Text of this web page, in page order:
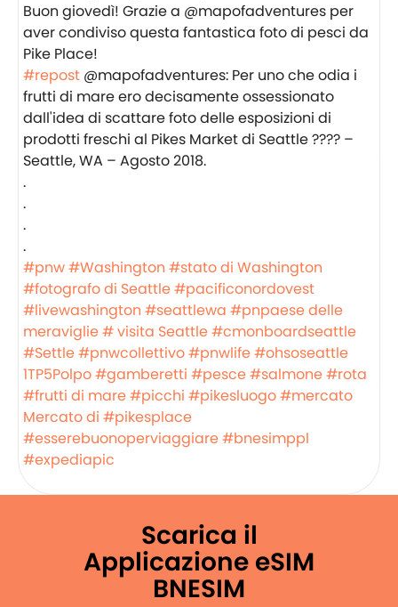
Buon giovedì! Grazie a @mapofadventures per
aver condiviso questa fantastica foto di pesci da
Pike Place!
#repost @mapofadventures: Per uno che odia i
frutti di mare ero decisamente ossessionato
dall'idea di scattare foto delle esposizioni di
prodotti freschi al Pikes Market di Seattle ???? –
Seattle, WA – Agosto 2018.
.
.
.
.
#pnw#Washington #stato di Washington
#fotografo di Seattle#pacificonordovest
#livewashington #seattlewa #pnpaese delle
meraviglie# visita Seattle#cmonboardseattle
#Settle#pnwcollettivo#pnwlife#ohsoseattle
1TP5Polpo#gamberetti #pesce#salmone#rota
#frutti di mare#picchi #pikesluogo#mercato
Mercato di #pikesplace
#esserebuonoperviaggiare#bnesimppl
#expediapic
Scarica il
Applicazione eSIM
BNESIM